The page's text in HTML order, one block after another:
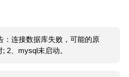
：连接数据库失败，可能的原
2、mysql未启动。